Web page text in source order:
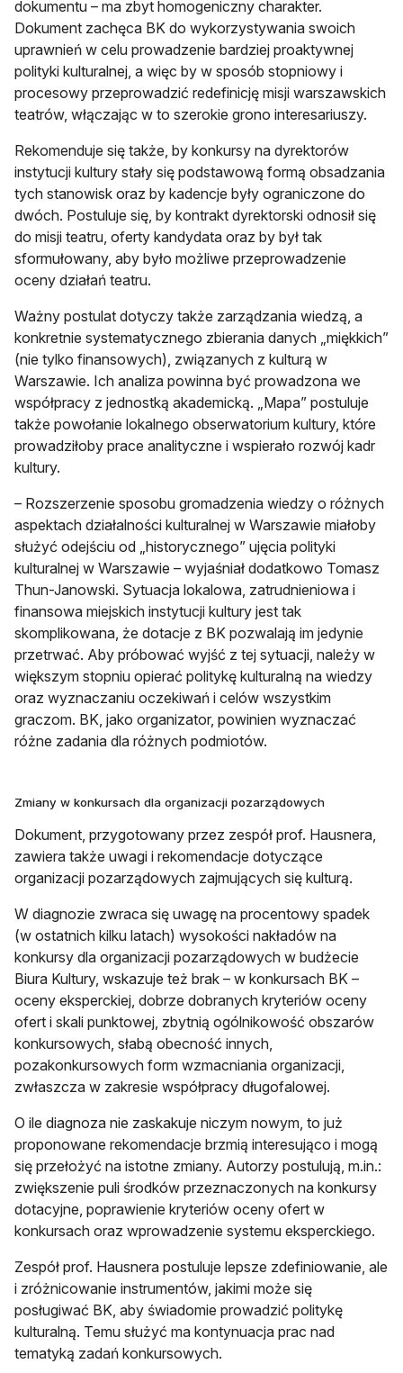
dokumentu – ma zbyt homogeniczny charakter.
Dokument zachęca BK do wykorzystywania swoich
uprawnień w celu prowadzenie bardziej proaktywnej
polityki kulturalnej, a więc by w sposób stopniowy i
procesowy przeprowadzić redefinicję misji warszawskich
teatrów, włączając w to szerokie grono interesariuszy.
Rekomenduje się także, by konkursy na dyrektorów
instytucji kultury stały się podstawową formą obsadzania
tych stanowisk oraz by kadencje były ograniczone do
dwóch. Postuluje się, by kontrakt dyrektorski odnosił się
do misji teatru, oferty kandydata oraz by był tak
sformułowany, aby było możliwe przeprowadzenie
oceny działań teatru.
Ważny postulat dotyczy także zarządzania wiedzą, a
konkretnie systematycznego zbierania danych „miękkich”
(nie tylko finansowych), związanych z kulturą w
Warszawie. Ich analiza powinna być prowadzona we
współpracy z jednostką akademicką. „Mapa” postuluje
także powołanie lokalnego obserwatorium kultury, które
prowadziłoby prace analityczne i wspierało rozwój kadr
kultury.
– Rozszerzenie sposobu gromadzenia wiedzy o różnych
aspektach działalności kulturalnej w Warszawie miałoby
służyć odejściu od „historycznego” ujęcia polityki
kulturalnej w Warszawie – wyjaśniał dodatkowo Tomasz
Thun-Janowski. Sytuacja lokalowa, zatrudnieniowa i
finansowa miejskich instytucji kultury jest tak
skomplikowana, że dotacje z BK pozwalają im jedynie
przetrwać. Aby próbować wyjść z tej sytuacji, należy w
większym stopniu opierać politykę kulturalną na wiedzy
oraz wyznaczaniu oczekiwań i celów wszystkim
graczom. BK, jako organizator, powinien wyznaczać
różne zadania dla różnych podmiotów.
Zmiany w konkursach dla organizacji pozarządowych
Dokument, przygotowany przez zespół prof. Hausnera,
zawiera także uwagi i rekomendacje dotyczące
organizacji pozarządowych zajmujących się kulturą.
W diagnozie zwraca się uwagę na procentowy spadek
(w ostatnich kilku latach) wysokości nakładów na
konkursy dla organizacji pozarządowych w budżecie
Biura Kultury, wskazuje też brak – w konkursach BK –
oceny eksperckiej, dobrze dobranych kryteriów oceny
ofert i skali punktowej, zbytnią ogólnikowość obszarów
konkursowych, słabą obecność innych,
pozakonkursowych form wzmacniania organizacji,
zwłaszcza w zakresie współpracy długofalowej.
O ile diagnoza nie zaskakuje niczym nowym, to już
proponowane rekomendacje brzmią interesująco i mogą
się przełożyć na istotne zmiany. Autorzy postulują, m.in.:
zwiększenie puli środków przeznaczonych na konkursy
dotacyjne, poprawienie kryteriów oceny ofert w
konkursach oraz wprowadzenie systemu eksperckiego.
Zespół prof. Hausnera postuluje lepsze zdefiniowanie, ale
i zróżnicowanie instrumentów, jakimi może się
posługiwać BK, aby świadomie prowadzić politykę
kulturalną. Temu służyć ma kontynuacja prac nad
tematyką zadań konkursowych.